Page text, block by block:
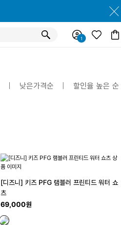
낮은가격순 할인율 높은 순
[디즈니] 키즈 PFG 램블러 프린티드 워터 쇼
츠
69,000원